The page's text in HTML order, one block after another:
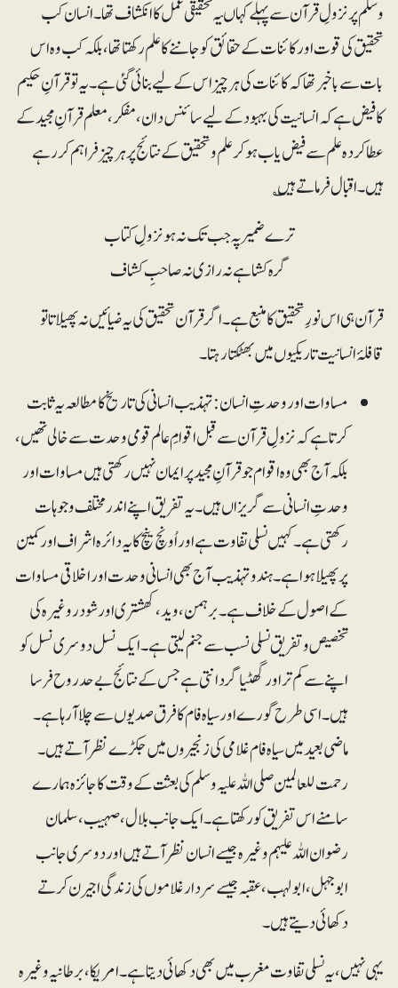
وسلم پر نزولِ قرآن سے پہلے کہاںیہ تحقیقی عمل کا انکشاف تھا۔ انسان کب
تحقیق کی قوت اور کائنات کے حقائق کو جاننے کا علم رکھتا تھا، بلکہ کب وہ اس
بات سے باخبر تھا کہ کائنات کی ہرچیز اس کے لیے بنائی گئی ہے۔ یہ تو قرآنِ حکیم
کا فیض ہے کہ انسانیت کی بہبود کے لیے سائنس دان، مفکر، معلم قرآنِ مجید کے
عطا کردہ علم سے فیض یاب ہوکر علم و تحقیق کے نتائج پر ہرچیز فراہم کر رہے
ہیں۔ اقبال فرماتے ہیں ؎
ترے ضمیر پہ جب تک نہ ہو نزولِ کتاب
گرہ کشا ہے نہ رازی نہ صاحبِ کشاف
قرآن ہی اس نورِ تحقیق کا منبع ہے۔ اگر قرآن تحقیق کی یہ ضیائیں نہ پھیلاتا تو
قافلۂ انسانیت تاریکیوں میں بھٹکتا رہتا۔
مساوات اور وحدتِ انسان:تہذیب انسانی کی تاریخ کا مطالعہ یہ ثابت
کرتا ہے کہ نزولِ قرآن سے قبل اقوامِ عالم قومی وحدت سے خالی تھیں،
بلکہ آج بھی وہ اقوام جوقرآنِ مجید پر ایمان نہیں رکھتی ہیں مساوات اور
وحدتِ انسانی سے گریزاں ہیں۔ یہ تفریق اپنے اندر مختلف وجوہات
رکھتی ہے۔ کہیں نسلی تفاوت ہے اور اُونچ نیچ کا یہ دائرہ اشراف اور کمین
پر پھیلا ہوا ہے۔ ہندو تہذیب آج بھی انسانی وحدت اور اخلاقی مساوات
کے اصول کے خلاف ہے۔ برہمن، وید، کھشتری اور شودر وغیرہ کی
تخصیص و تفریق نسلی نسب سے جنم لیتی ہے۔ ایک نسل دوسری نسل کو
اپنے سے کم تر اور گھٹیا گردانتی ہے جس کے نتائج بے حد روح فرسا
ہیں۔ اسی طرح گورے اور سیاہ فام کا فرق صدیوں سے چلا آرہا ہے۔
ماضی بعید میں سیاہ فام غلامی کی زنجیروں میں جکڑے نظر آتے ہیں۔
رحمت للعالمین صلی اللہ علیہ وسلم کی بعثت کے وقت کا جائزہ ہمارے
سامنے اس تفریق کو رکھتا ہے۔ ایک جانب بلال، صہیب، سلمان
رضوان اللہ علیہم وغیرہ جیسے انسان نظر آتے ہیں اور دوسری جانب
ابوجہل، ابولہب، عقبہ جیسے سردار غلاموں کی زندگی اجیرن کرتے
دکھائی دیتے ہیں۔
یہی نہیں، یہ نسلی تفاوت مغرب میں بھی دکھائی دیتا ہے۔ امریکا، برطانیہ وغیرہ